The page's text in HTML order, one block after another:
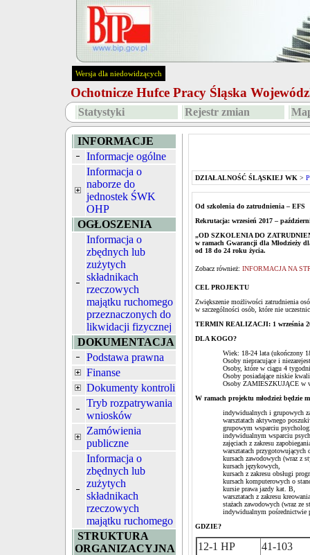
Wersja dla niedowidzących
Ochotnicze Hufce Pracy Śląska
Statystyki Rejestr zmian
INFORMACJE
Informacje ogólne
Informacja o
naborze do
jednostek ŚWK
OHP
OGŁOSZENIA
Informacja o
zbędnych lub
zużytych
składnikach
rzeczowych
majątku ruchomego
przeznaczonych do
likwidacji fizycznej
DOKUMENTACJA
Podstawa prawna
Finanse
Dokumenty kontroli
Tryb rozpatrywania
wniosków
Zamówienia
publiczne
Informacja o
zbędnych lub
zużytych
składnikach
rzeczowych
majątku ruchomego
STRUKTURA
ORGANIZACYJNA
DZIAŁALNOŚĆ ŚLĄSKIEJ WK >
Od szkolenia do zatrudnienia – EFS
Rekrutacja: wrzesień 2017 –
„OD SZKOLENIA DO
w ramach Gwarancji dla Młodzieży
od 18 do 24 roku życia.
Zobacz również: INFORMACJA NA
CEL PROJEKTU
Zwiększenie możliwości zatrudnienia
w szczególności osób, które nie
TERMIN REALIZACJI: 1 września
DLA KOGO?
Wiek: 18-24 lata (ukończony
Osoby niepracujące i
Osoby, które w ciągu 4
Osoby posiadające niskie
Osoby ZAMIESZKUJĄCE w
W ramach projektu młodzież będzie
indywidualnych i grupowych
warsztatach aktywnego
grupowym wsparciu
indywidualnym wsparciu
zajęciach z zakresu
warsztatach przygotowujących
kursach zawodowych (wraz z
kursach językowych,
kursach z zakresu obsługi
kursach komputerowych o
kursie prawa jazdy kat. B,
warsztatach z zakresu
stażach zawodowych (wraz ze
indywidualnym pośrednictwie
GDZIE?
12-1 HP
41-103